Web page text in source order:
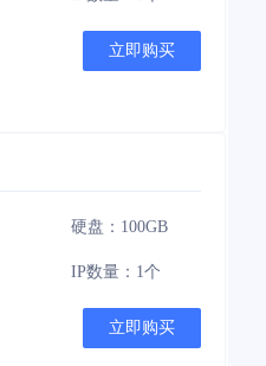
立即购买
硬盘：100GB
IP数量：1个
立即购买